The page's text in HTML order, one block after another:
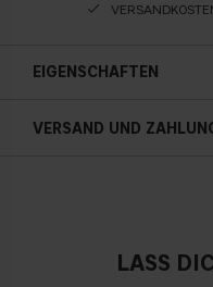
EIGENSCHAFTEN
VERSAND UND
LASS